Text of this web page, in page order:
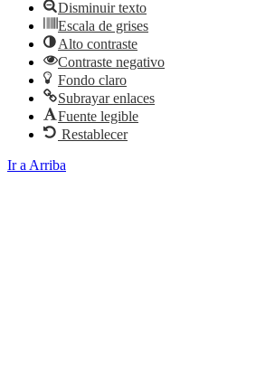
Disminuir texto
Escala de grises
Alto contraste
Contraste negativo
Fondo claro
Subrayar enlaces
Fuente legible
Restablecer
Ir a Arriba